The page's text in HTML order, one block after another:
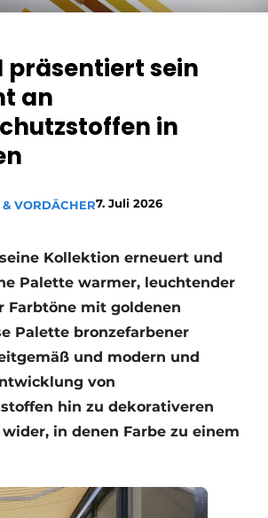
präsentiert sein
an
in
VORDÄCHER7. Juli 2026
Kollektion erneuert und
Palette warmer, leuchtender
Farbtöne mit goldenen
Palette bronzefarbener
und modern und
von
hin zu dekorativeren
in denen Farbe zu einem